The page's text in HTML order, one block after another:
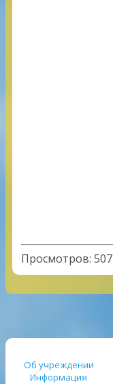
Просмотров: 507
Об учреждении
Информация